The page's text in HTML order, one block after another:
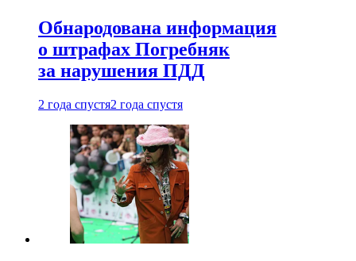
Обнародована информация
о штрафах Погребняк
за нарушения ПДД
2 года спустя2 года спустя